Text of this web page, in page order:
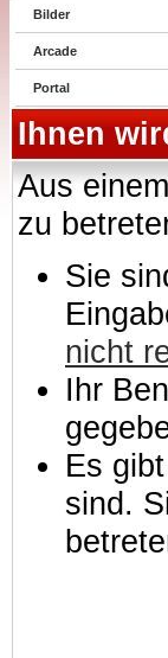
Bilder
Arcade
Portal
Ihnen
Aus
zu
Sie
nicht
Ihr
Es
sind.